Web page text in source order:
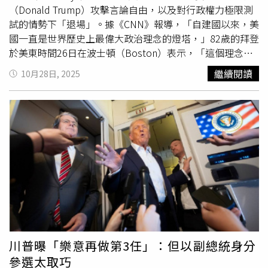
LGBT記者的立場影響，形同內部審查」。沙阿回應表示，
這些議題確實已被委員會審視，並已針對阿拉伯語部及長篇
新聞單位採取措施。他承認「《BBC》偶有錯誤」，但強調
會在必要時進行紀律處分、修訂指引並公開更正。對此，英
國首相施凱爾（Keir Starmer）的發言人表示，政府不認為
《BBC》「制度性偏見或腐敗」，並強調政府仍支持這家公
共媒體。發言人指出：「顯然這起事件存在錯誤，總裁與特
尼斯已承擔責任。重要的是《BBC》繼續維持其一貫的高標
準與國際聲譽。」此外，保守黨領袖貝登諾克（Kemi
Badenoch）批評《BBC》「長期存在嚴重問題」，稱此次
紀錄片事件是「真正的麻煩」。自由民主黨黨魁戴維（Ed
Davey）則反嗆川普「想摧毀《BBC》並奪取我們的資
金」，同時指責英國改革黨（Reform UK）領袖法拉吉
（Nigel Farage）「助長」川普的攻擊。據悉，法拉吉曾在
倫敦記者會上透露與川普的對話內容，稱川普問他：「這就
是你們對待最親密盟友的方式嗎？」這並非川普首次以誹謗
為由挑戰媒體。今年7月，他與《BBC》的美國合作夥伴哥
倫比亞廣播公司（CBS News）及其母公司派拉蒙
（Donald Trump）攻擊言論自由，以及對行政權力極限測
試的情勢下「退場」。據《CNN》報導，「自建國以來，美
國一直是世界歷史上最偉大政治理念的燈塔，」82歲的拜登
於美東時間26日在波士頓（Boston）表示，「這個理念比
任何軍隊都強大，我們比任何獨裁者都更有力量。」這場演
說在他獲頒愛德華・肯尼迪學院（Edward M. Kennedy
在有限權力的總統、能正常運作的國會，以及獨立自主的司
法體系上。但如今，聯邦政府正陷入美國史上第2久的關門
危機，而川普則藉此機會進一步鞏固對政府機構的掌控。
「朋友們，我不能粉飾太平，這確實是黑暗的時刻，」拜登
語重心長地說，「但我相信，美國終將再次找回我們真正的
方向。我們會像以往一樣走出陰霾，變得更強大、更睿智、
更有韌性，也更公正，只要我們保持信念。」拜登在演說中
舉出多個仍堅守立場的例子，包括那些因不願屈服於現任政
府壓力而辭職的聯邦公務員、被川普政府點名打壓的大學與
喜劇演員等。他特別讚揚這些深夜脫口秀主持人，指出：
「他們明知可能因此斷送事業，仍勇敢捍衛言論自由。」他
10月28日, 2025 繼續閱讀
川普曝「樂意再做第3任」：但以副總統身分
參選太取巧